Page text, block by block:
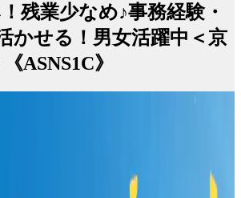
残業少なめ♪事務経験・
かせる！男女活躍中＜京
ASNS1C》